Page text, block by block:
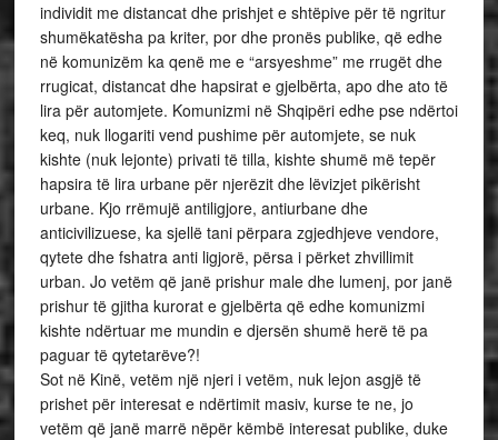
individit me distancat dhe prishjet e shtëpive për të ngritur
shumëkatësha pa kriter, por dhe pronës publike, që edhe
në komunizëm ka qenë me e “arsyeshme” me rrugët dhe
rrugicat, distancat dhe hapsirat e gjelbërta, apo dhe ato të
lira për automjete. Komunizmi në Shqipëri edhe pse ndërtoi
keq, nuk llogariti vend pushime për automjete, se nuk
kishte (nuk lejonte) privati të tilla, kishte shumë më tepër
hapsira të lira urbane për njerëzit dhe lëvizjet pikërisht
urbane. Kjo rrëmujë antiligjore, antiurbane dhe
anticivilizuese, ka sjellë tani përpara zgjedhjeve vendore,
qytete dhe fshatra anti ligjorë, përsa i përket zhvillimit
urban. Jo vetëm që janë prishur male dhe lumenj, por janë
prishur të gjitha kurorat e gjelbërta që edhe komunizmi
kishte ndërtuar me mundin e djersën shumë herë të pa
paguar të qytetarëve?!
Sot në Kinë, vetëm një njeri i vetëm, nuk lejon asgjë të
prishet për interesat e ndërtimit masiv, kurse te ne, jo
vetëm që janë marrë nëpër këmbë interesat publike, duke